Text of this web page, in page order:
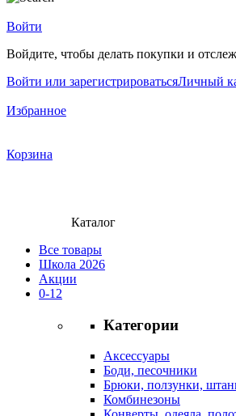
Войти
Войдите, чтобы делать покупки и
Войти или зарегистрироватьсяЛичный
Избранное
Корзина
Каталог
Все товары
Школа 2026
Акции
0-12
Категории
Аксессуары
Боди, песочники
Брюки, ползунки,
Комбинезоны